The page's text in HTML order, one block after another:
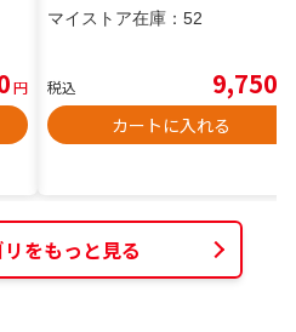
円
マイストア在庫： 52
税込 9,750
カートに入れる
をもっと見る